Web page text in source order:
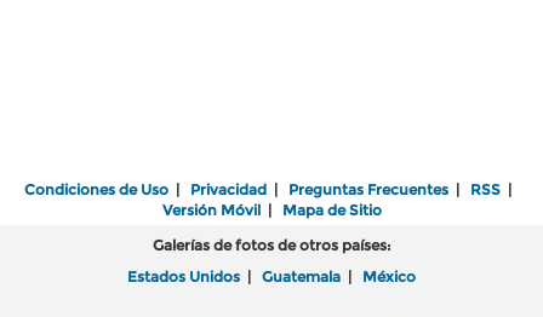
Condiciones de Uso | Privacidad | Preguntas Frecuentes | RSS |
Versión Móvil| Mapa de Sitio
Galerías de fotos de otros países:
Estados Unidos | Guatemala | México